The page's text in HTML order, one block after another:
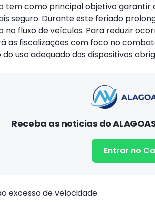
tem como principal objetivo garantir
seguro. Durante este feriado
no fluxo de veículos. Para reduzir
as fiscalizações com foco no
uso adequado dos dispositivos
Receba as notícias do
Entrar no
excesso de velocidade.